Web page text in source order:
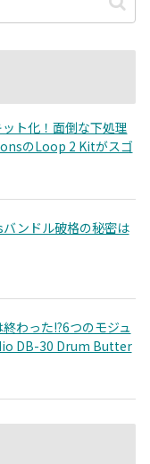
ト化！面倒な下処理
のLoop 2 Kitがスゴ
ンドル破格の秘密は
わった!?6つのモジュ
DB-30 Drum Butter